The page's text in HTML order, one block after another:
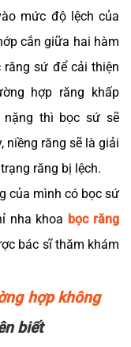
mức độ lệch của
cắn giữa hai hàm
sứ để cải thiện
hợp răng khấp
nặng thì bọc sứ sẽ
niềng răng sẽ là giải
răng bị lệch.
của mình có bọc sứ
nha khoa bọc răng
bác sĩ thăm khám
hợp không
biết